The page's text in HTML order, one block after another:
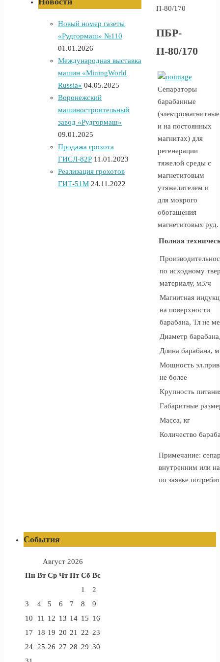
П-80/170
ПБР-
П-80/170
Сепараторы
барабанные
(электромагнитные
и на постоянных
магнитах) для
регенерации
тяжелой среды с
магнетитовым
утяжелителем и
для мокрого
обогащения
магнетитовых руд.
Полная
по исходному
материалу, м3/ч
Магнитная
на поверхности
барабана, Тл не
Диаметр
Длина барабана,
Мощность
не более
Крупность
Габаритные
Масса, кг
Количество
Примечание:
внутренним или
по заявке
Новый номер газеты
«Рудгормаш» №110
01.01.2026
Международная выставка
машин «MiningWorld
Russia» 04.05.2025
Воронежский
машиностроительный
завод «Рудгормаш»
09.01.2025
Продажа грохота
ГИСЛ-82Р 11.01.2023
Реализация грохотов
ГИТ-51М 24.11.2022
События
Август 2026
Пн Вт Ср Чт Пт Сб Вс
1
2
3
4 5 6 7 8
9
10
11 12 13 14 15 16
17
18 19 20 21 22 23
24
25 26 27 28 29 30